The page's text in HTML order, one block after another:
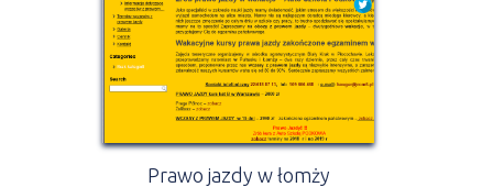
Prawo jazdy w łomży